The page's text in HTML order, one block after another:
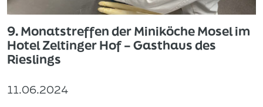
9. Monatstreffen der Miniköche Mosel im
Hotel Zeltinger Hof – Gasthaus des
Rieslings
11.06.2024